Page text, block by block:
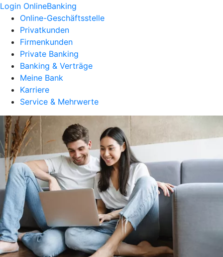
Login OnlineBanking
Online-Geschäftsstelle
Privatkunden
Firmenkunden
Private Banking
Banking & Verträge
Meine Bank
Karriere
Service & Mehrwerte